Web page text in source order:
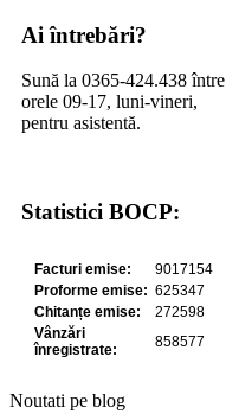
Ai întrebări?
Sună la 0365-424.438 între
orele 09-17, luni-vineri,
pentru asistentă.
Statistici BOCP:
Noutati pe blog